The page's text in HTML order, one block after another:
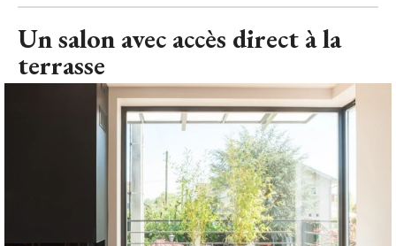
Un salon avec accès direct à la
terrasse